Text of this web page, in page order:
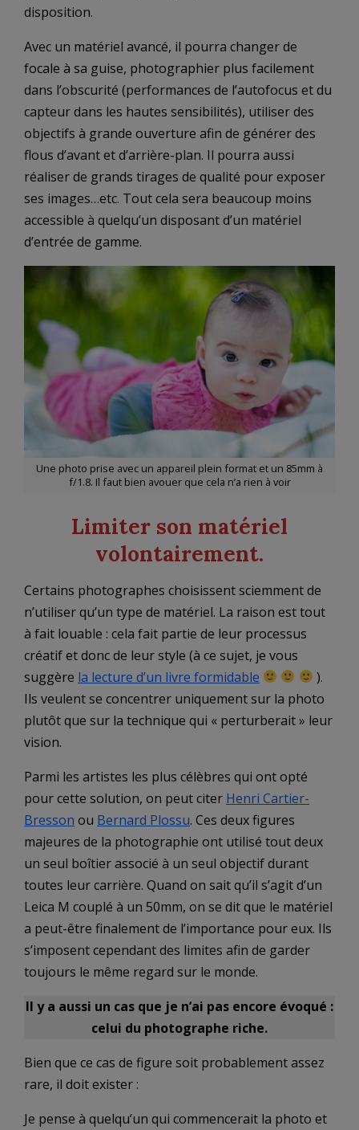
disposition.
Avec un matériel avancé, il pourra changer de
focale à sa guise, photographier plus facilement
dans l’obscurité (performances de l’autofocus et du
capteur dans les hautes sensibilités), utiliser des
objectifs à grande ouverture afin de générer des
flous d’avant et d’arrière-plan. Il pourra aussi
réaliser de grands tirages de qualité pour exposer
ses images…etc. Tout cela sera beaucoup moins
accessible à quelqu’un disposant d’un matériel
d’entrée de gamme.
Une photo prise avec un appareil plein format et un 85mm à
f/1.8. Il faut bien avouer que cela n’a rien à voir
Limiter son matériel
volontairement.
Certains photographes choisissent sciemment de
n’utiliser qu’un type de matériel. La raison est tout
à fait louable : cela fait partie de leur processus
créatif et donc de leur style (à ce sujet, je vous
suggère la lecture d’un livre formidable
).
Ils veulent se concentrer uniquement sur la photo
plutôt que sur la technique qui « perturberait » leur
vision.
Parmi les artistes les plus célèbres qui ont opté
pour cette solution, on peut citer Henri Cartier-
Bresson ou Bernard Plossu. Ces deux figures
majeures de la photographie ont utilisé tout deux
un seul boîtier associé à un seul objectif durant
toutes leur carrière. Quand on sait qu’il s’agit d’un
Leica M couplé à un 50mm, on se dit que le matériel
a peut-être finalement de l’importance pour eux. Ils
s’imposent cependant des limites afin de garder
toujours le même regard sur le monde.
Il y a aussi un cas que je n’ai pas encore évoqué :
celui du photographe riche.
Bien que ce cas de figure soit probablement assez
rare, il doit exister :
Je pense à quelqu’un qui commencerait la photo et